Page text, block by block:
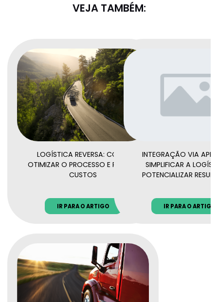
VEJA TAMBÉM:
LOGÍSTICA REVERSA: COMO
OTIMIZAR O PROCESSO E REDUZIR
CUSTOS
IR PARA O ARTIGO
INTEGRAÇÃO VIA API:
SIMPLIFICAR A
POTENCIALIZAR
IR PARA O ARTIGO